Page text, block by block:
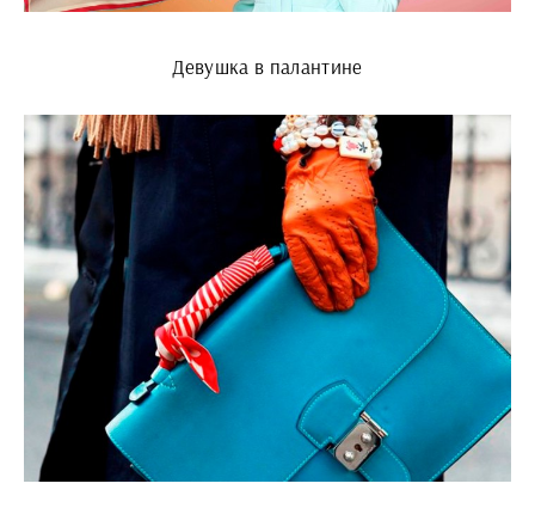
Девушка в палантине